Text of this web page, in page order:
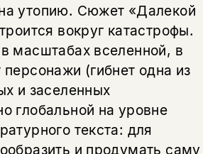
утопию. Сюжет «Далекой
вокруг катастрофы.
масштабах вселенной, в
(гибнет одна из
и заселенных
глобальной на уровне
текста: для
и продумать саму